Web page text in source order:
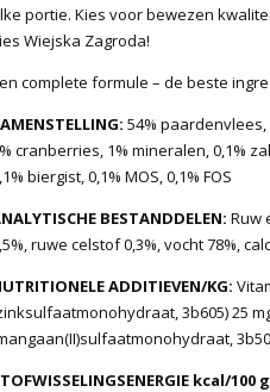
portie. Kies voor bewezen
Wiejska Zagroda!
complete formule – de beste
54%
cranberries, 1% mineralen, 0,1%
biergist, 0,1% MOS, 0,1% FOS
BESTANDDELEN: Ruw
ruwe celstof 0,3%, vocht 78%,
ADDITIEVEN/KG:
3b605) 25
kcal/